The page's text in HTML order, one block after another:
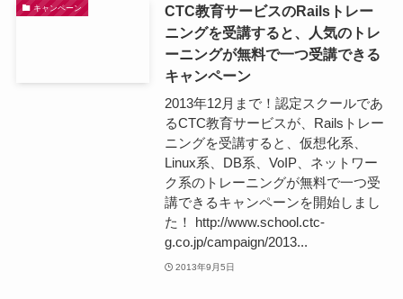
キャンペーン
CTC教育サービスのRailsトレー
ニングを受講すると、人気のトレ
ーニングが無料で一つ受講できる
キャンペーン
2013年12月まで！認定スクールであ
るCTC教育サービスが、Railsトレー
ニングを受講すると、仮想化系、
Linux系、DB系、VoIP、ネットワー
ク系のトレーニングが無料で一つ受
講できるキャンペーンを開始しまし
た！ http://www.school.ctc-
g.co.jp/campaign/2013...
2013年9月5日